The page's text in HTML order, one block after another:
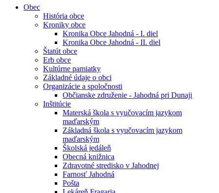
Obec
História obce
Kroniky obce
Kronika Obce Jahodná - I. diel
Kronika Obce Jahodná - II. diel
Štatút obce
Erb obce
Kultúrne pamiatky
Základné údaje o obci
Organizácie a spoločnosti
Občianske združenie - Jahodná pri Dunaji
Inštitúcie
Materská škola s vyučovacím jazykom
maďarským
Základná škola s vyučovacím jazykom
maďarským
Školská jedáleň
Obecná knižnica
Zdravotné stredisko v Jahodnej
Farnosť Jahodná
Pošta